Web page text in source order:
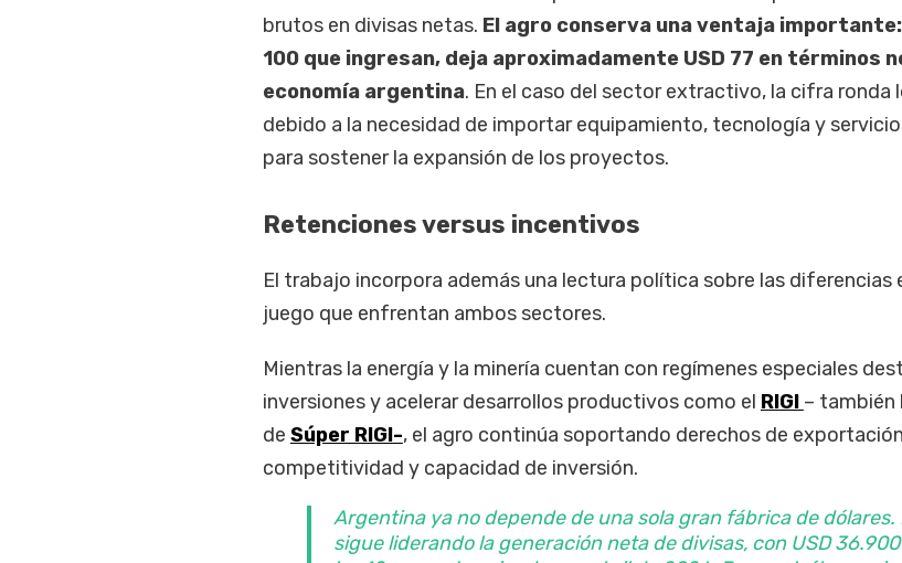
brutos en divisas netas. El agro conserva una ventaja importante:
100 que ingresan, deja aproximadamente USD 77 en términos
economía argentina. En el caso del sector extractivo, la cifra ronda
debido a la necesidad de importar equipamiento, tecnología y
para sostener la expansión de los proyectos.
Retenciones versus incentivos
El trabajo incorpora además una lectura política sobre las diferencias
juego que enfrentan ambos sectores.
Mientras la energía y la minería cuentan con regímenes especiales
inversiones y acelerar desarrollos productivos como el RIGI – también
de Súper RIGI-, el agro continúa soportando derechos de
competitividad y capacidad de inversión.
Argentina ya no depende de una sola gran fábrica de dólares.
sigue liderando la generación neta de divisas, con USD